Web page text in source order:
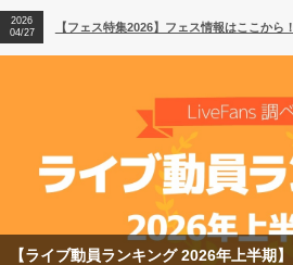
2026
04/27
【フェス特集2026】フェス情報はここから！
2026
【ライブ動員ランキング 2026年上半期】